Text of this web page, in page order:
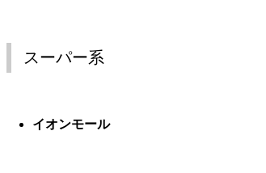
スーパー系
イオンモール